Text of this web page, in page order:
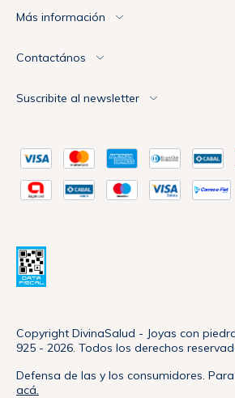
Más información
Contactános
Suscribite al newsletter
Copyright DivinaSalud - Joyas con
925 - 2026. Todos los derechos
Defensa de las y los consumidores.
acá.